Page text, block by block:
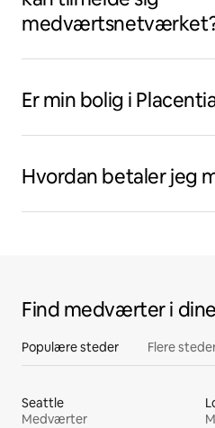
Er min bolig i
Hvordan betaler jeg
Find medværter i
Populære steder Flere
Seattle
Medværter